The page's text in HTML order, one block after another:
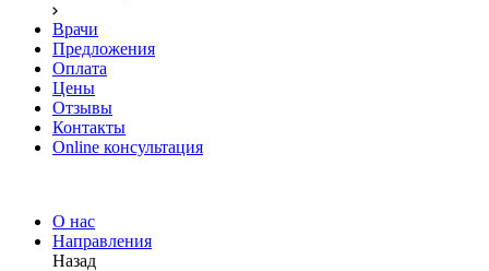
Врачи
Предложения
Оплата
Цены
Отзывы
Контакты
Online консультация
О нас
Направления
Назад